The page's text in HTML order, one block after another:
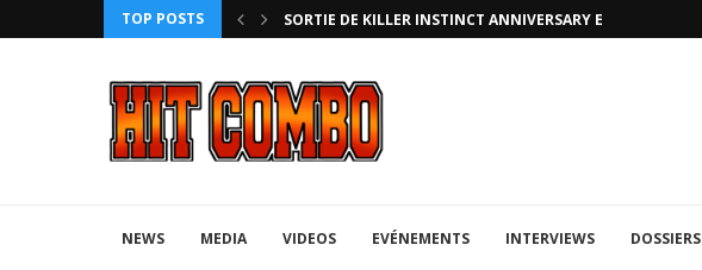
TOP POSTS
AVEC ROLLBACK... SORTIE DE KILLER INSTINCT ANNIVERSARY EDITION
NEWS MEDIA VIDEOS EVÉNEMENTS INTERVIEWS DOSSIERS